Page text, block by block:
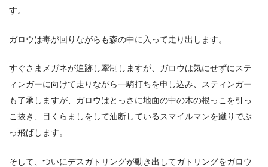
す。
ガロウは毒が回りながらも森の中に入って走り出します。
すぐさまメガネが追跡し牽制しますが、ガロウは気にせずにステ
ィンガーに向けて走りながら一騎打ちを申し込み、スティンガー
も了承しますが、ガロウはとっさに地面の中の木の根っこを引っ
こ抜き、目くらましをして油断しているスマイルマンを蹴りでぶ
っ飛ばします。
そして、ついにデスガトリングが動き出してガトリングをガロウ